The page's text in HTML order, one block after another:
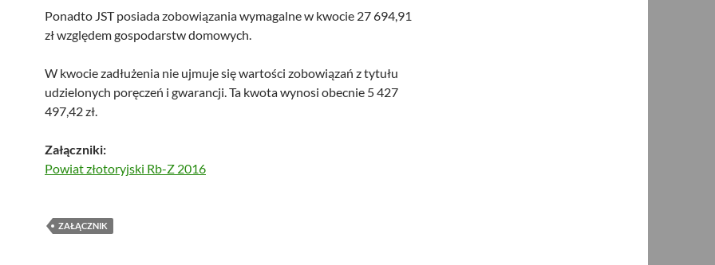
Ponadto JST posiada zobowiązania wymagalne w kwocie 27 694,91
zł względem gospodarstw domowych.
W kwocie zadłużenia nie ujmuje się wartości zobowiązań z tytułu
udzielonych poręczeń i gwarancji. Ta kwota wynosi obecnie 5 427
497,42 zł.
Załączniki:
Powiat złotoryjski Rb-Z 2016
ZAŁĄCZNIK